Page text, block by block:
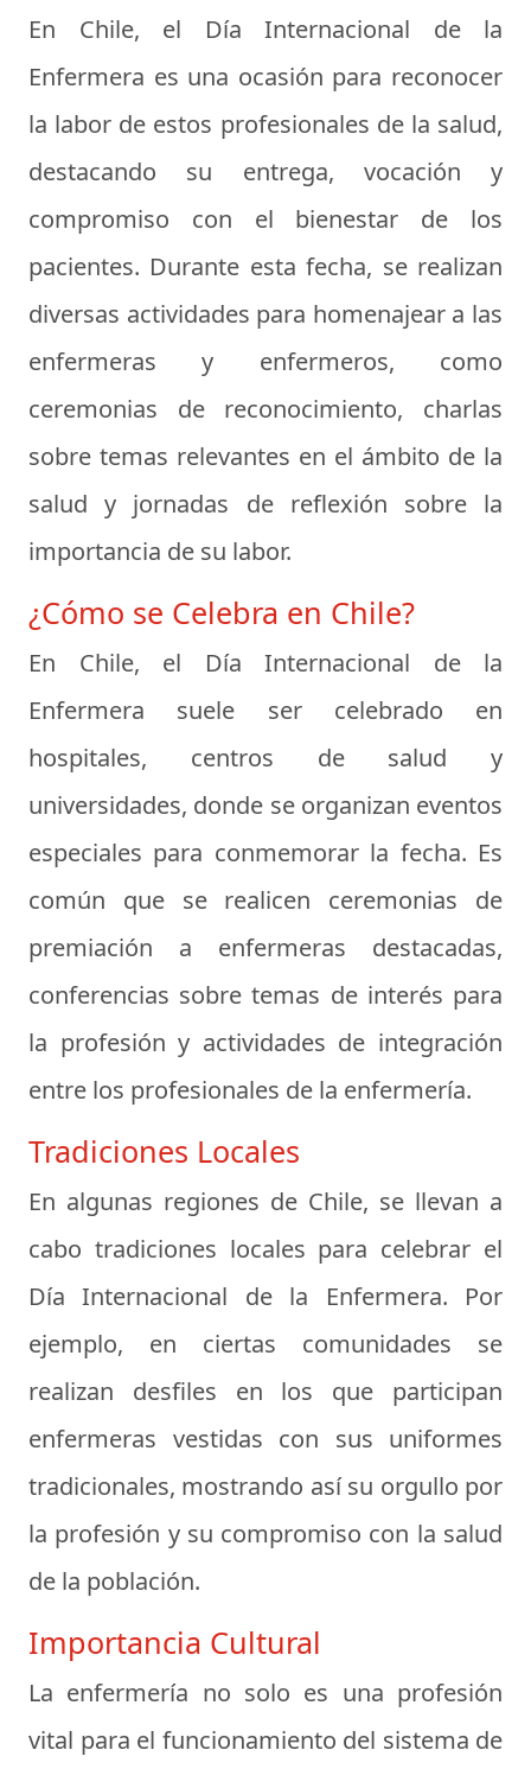
En Chile, el Día Internacional de la
Enfermera es una ocasión para reconocer
la labor de estos profesionales de la salud,
destacando su entrega, vocación y
compromiso con el bienestar de los
pacientes. Durante esta fecha, se realizan
diversas actividades para homenajear a las
enfermeras y enfermeros, como
ceremonias de reconocimiento, charlas
sobre temas relevantes en el ámbito de la
salud y jornadas de reflexión sobre la
importancia de su labor.
¿Cómo se Celebra en Chile?
En Chile, el Día Internacional de la
Enfermera suele ser celebrado en
hospitales, centros de salud y
universidades, donde se organizan eventos
especiales para conmemorar la fecha. Es
común que se realicen ceremonias de
premiación a enfermeras destacadas,
conferencias sobre temas de interés para
la profesión y actividades de integración
entre los profesionales de la enfermería.
Tradiciones Locales
En algunas regiones de Chile, se llevan a
cabo tradiciones locales para celebrar el
Día Internacional de la Enfermera. Por
ejemplo, en ciertas comunidades se
realizan desfiles en los que participan
enfermeras vestidas con sus uniformes
tradicionales, mostrando así su orgullo por
la profesión y su compromiso con la salud
de la población.
Importancia Cultural
La enfermería no solo es una profesión
vital para el funcionamiento del sistema de